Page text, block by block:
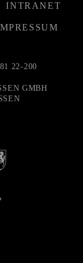
INTRANET
22-200
GMBH